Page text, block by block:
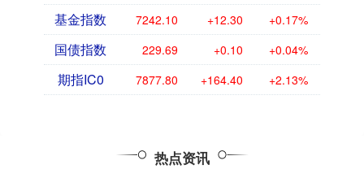
基金指数 7242.10 +12.30 +0.17%
国债指数 229.69 +0.10 +0.04%
期指IC0 7877.80 +164.40 +2.13%
热点资讯